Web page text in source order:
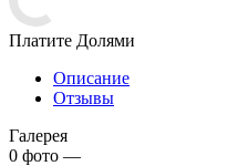
Платите Долями
Описание
Отзывы
Галерея
0 фото —